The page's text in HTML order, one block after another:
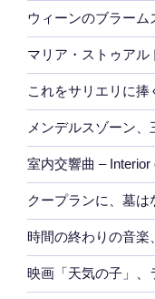
ウィーンのブラー
マリア・ストゥア
これをサリエリに
メンデルスゾーン
室内交響曲 – Interior
クープランに、墓は
時間の終わりの音楽
映画「天気の子」、